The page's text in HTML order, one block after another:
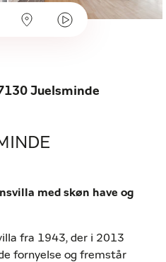
Juelsminde
med skøn have og
fra 1943, der i 2013
fornyelse og fremstår